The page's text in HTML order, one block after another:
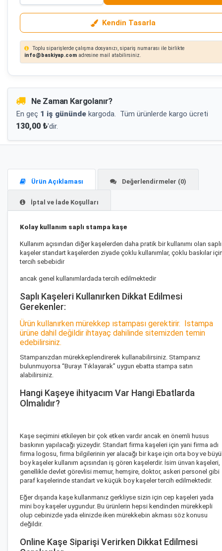
Kendin Tasarla
Toplu siparişlerde çalışma dosyanızı, sipariş numarası ile birlikte
info@baskiyap.com adresine mail atabilirsiniz.
Ne Zaman Kargolanır?
En geç 1 iş gününde kargoda. Tüm ürünlerde kargo ücreti
130,00 ₺'dir.
Ürün Açıklaması Değerlendirmeler (0)
İptal ve İade Koşulları
Kolay kullanım saplı stampa kaşe
Kullanım açısından diğer kaşelerden daha pratik bir kullanımı olan saplı
kaşeler standart kaşelerden ziyade çoklu kullanımlar, çoklu baskılar
tercih sebebidir
ancak genel kullanımlardada tercih edilmektedir
Saplı Kaşeleri Kullanırken Dikkat Edilmesi
Gerekenler:
Ürün kullanırken mürekkep ıstampası gerektirir. Istampa
ürüne dahil değildir ihtayaç dahilinde sitemizden temin
edebilirsiniz.
Stampanızdan mürekkeplendirerek kullanabilirsiniz. Stampanız
bulunmuyorsa “Burayı Tıklayarak” uygun ebatta stampa satın
alabilirsiniz.
Hangi Kaşeye ihityacım Var Hangi Ebatlarda
Olmalıdır?
Kaşe seçimini etkileyen bir çok etken vardır ancak en önemli husus
baskının yapılacağı yüzeydir. Standart firma kaşeleri için yani firma adı
firma logosu, firma bilgilerinin yer alacağı bir kaşe için orta boy ve
boy kaşeler kullanım açısından iş gören kaşelerdir. İsim ünvan kaşeleri,
genellikle devlet görevlisi memur, hemşire, doktor, askeri personel gibi
paraf kaşelerinde standart ve küçük boy kaşeler tercih edilmektedir.
Eğer dışarıda kaşe kullanmanız gerkliyse sizin için cep kaşeleri yada
mini boy kaşeler uygundur. Bu ürünlerin hepsi kendinden mürekkepli
olup cebinizde yada elinizde iken mürekkebin akması söz konusu
değildir.
Online Kaşe Siparişi Verirken Dikkat Edilmesi